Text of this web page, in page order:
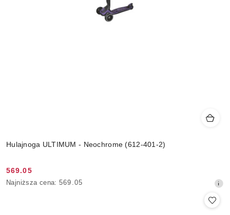
Hulajnoga ULTIMUM - Neochrome (612-401-2)
Cena
promocyjna:
569.05
Najniższa
Najniższa cena: 569.05